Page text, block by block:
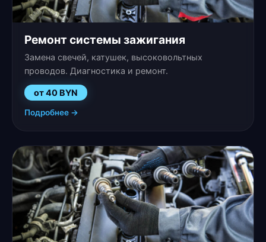
Ремонт системы зажигания
Замена свечей, катушек, высоковольтных
проводов. Диагностика и ремонт.
от 40 BYN
Подробнее →